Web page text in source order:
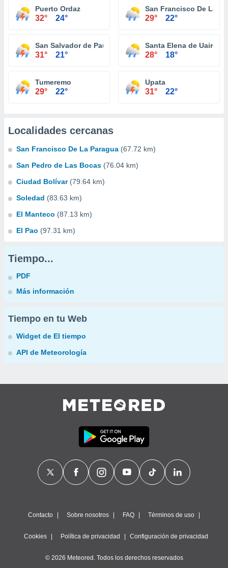
Puerto Ordaz
32° 24°
San Francisco De La
29° 22°
San Salvador de Paul
31° 21°
Santa Elena de Uairen
28° 18°
Tumeremo
29° 22°
Upata
31° 22°
Localidades cercanas
San Francisco De La Paragua (67.72 km)
San Pedro de Las Bocas (76.04 km)
Ciudad Bolívar (79.64 km)
Soledad (83.63 km)
El Manteco (87.13 km)
El Pao (97.31 km)
Tiempo...
PDF
Más información
Tiempo en tu Web
Widget de El tiempo
API de Meteorología
Contacto Sobre nosotros FAQ Términos de uso
Cookies Política de privacidad Configuración de privacidad
© 2026 Meteored. Todos los derechos reservados